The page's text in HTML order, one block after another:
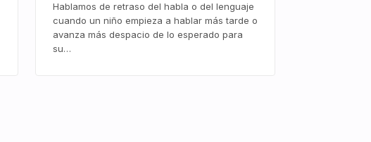
Hablamos de retraso del habla o del lenguaje
cuando un niño empieza a hablar más tarde o
avanza más despacio de lo esperado para
su…